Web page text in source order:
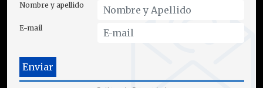
Nombre y apellido
E-mail